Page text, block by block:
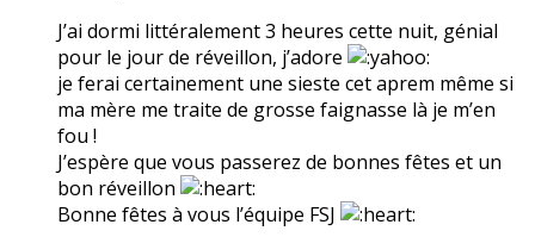
J’ai dormi littéralement 3 heures cette nuit, génial
pour le jour de réveillon, j’adore
je ferai certainement une sieste cet aprem même si
ma mère me traite de grosse faignasse là je m’en
fou !
J’espère que vous passerez de bonnes fêtes et un
bon réveillon
Bonne fêtes à vous l’équipe FSJ